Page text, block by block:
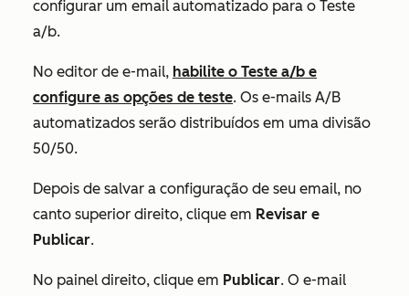
configurar um email automatizado para o Teste
a/b.
No editor de e-mail, habilite o Teste a/b e
configure as opções de teste. Os e-mails A/B
automatizados serão distribuídos em uma divisão
50/50.
Depois de salvar a configuração de seu email, no
canto superior direito, clique em Revisar e
Publicar.
No painel direito, clique em Publicar. O e-mail